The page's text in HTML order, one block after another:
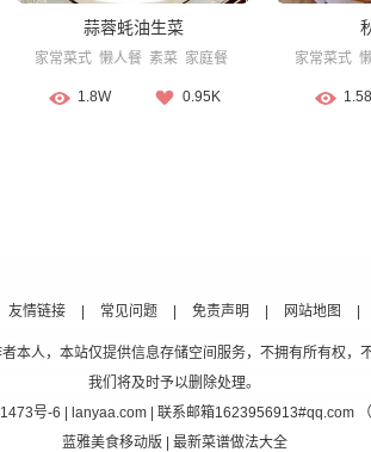
蒜蓉蚝油生菜
家常菜式 懒人餐 素菜 家庭餐
1.8W 0.95K
家常菜式
友情链接 常见问题 免责声明 网站地图
人，本站仅提供信息存储空间服务，不拥有所有权，
我们将及时予以删除处理。
号-6 | lanyaa.com | 联系邮箱1623956913#qq.com
蓝雅美食移动版 | 最新菜谱做法大全